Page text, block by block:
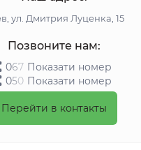
ул. Дмитрия Луценка, 15
Позвоните нам:
067 Показати номер
050 Показати номер
Перейти в контакты